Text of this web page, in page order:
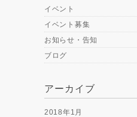
イベント
イベント募集
お知らせ・告知
ブログ
アーカイブ
2018年1月